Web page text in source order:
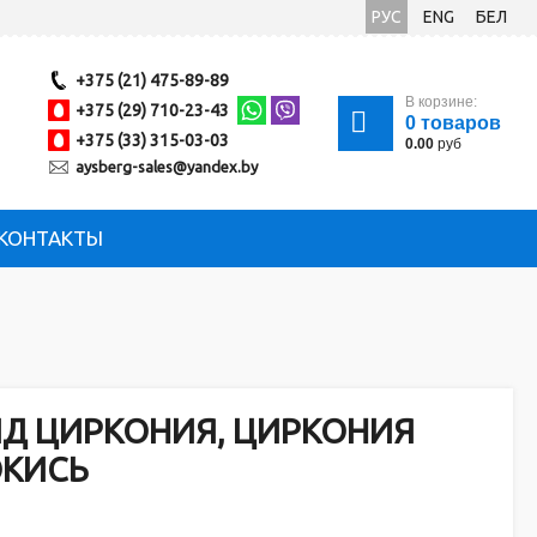
РУС ENG БЕЛ
+375 (21) 475-89-89
+375 (29) 710-23-43
+375 (33) 315-03-03
aysberg-sales@yandex.by
В корзине:
0 товаров
0.00 руб
ЦИРКОНИЯ, ЦИРКОНИЯ